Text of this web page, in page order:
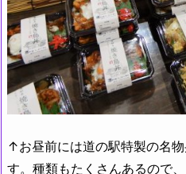
↑お昼前には道の駅特製の名
す。種類もたくさんあるので